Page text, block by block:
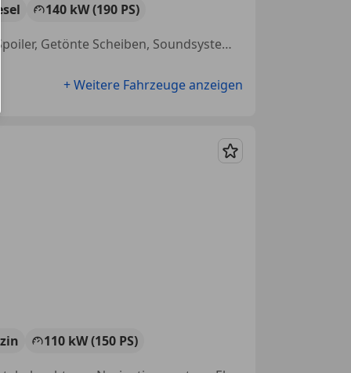
140 kW (190 PS)
Allrad, Scheckheftgepflegt, Elektrische Sitze, Ambientebeleuchtung, Spoiler, Getönte Scheiben, Soundsystem, Abstandstempomat
+ Weitere Fahrzeuge anzeigen
Merken
110 kW (150 PS)